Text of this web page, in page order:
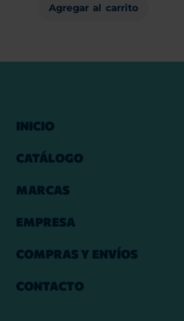
Agregar al carrito
INICIO
CATÁLOGO
MARCAS
EMPRESA
COMPRAS Y ENVÍOS
CONTACTO